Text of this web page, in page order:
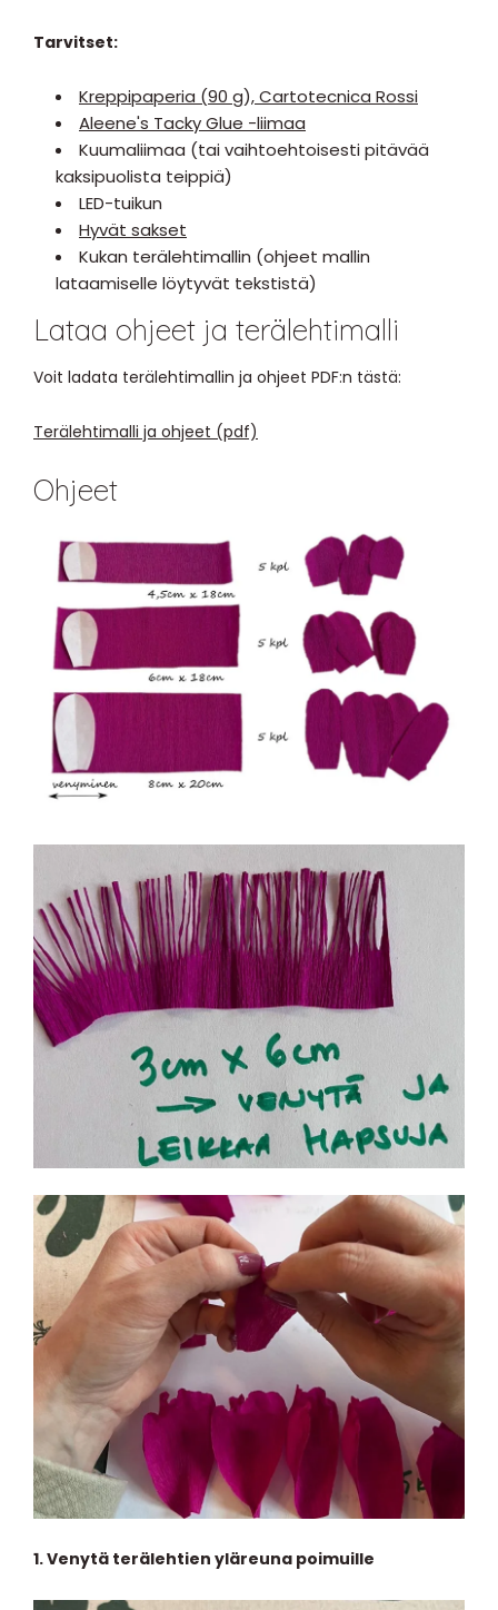
Tarvitset:
Kreppipaperia (90 g), Cartotecnica Rossi
Aleene's Tacky Glue -liimaa
Kuumaliimaa (tai vaihtoehtoisesti pitävää
kaksipuolista teippiä)
LED-tuikun
Hyvät sakset
Kukan terälehtimallin (ohjeet mallin
lataamiselle löytyvät tekstistä)
Lataa ohjeet ja terälehtimalli
Voit ladata terälehtimallin ja ohjeet PDF:n tästä:
Terälehtimalli ja ohjeet (pdf)
Ohjeet
1.Venytä terälehtien yläreuna poimuille